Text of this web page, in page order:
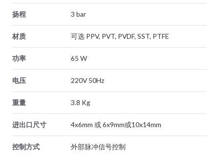
扬程 3 bar
材质 可选 PPV, PVT, PVDF, SST, PTFE
功率 65 W
电压 220V 50Hz
重量 3.8 Kg
进出口尺寸 4x6mm 或 6x9mm或10x14mm
控制方式 外部脉冲信号控制